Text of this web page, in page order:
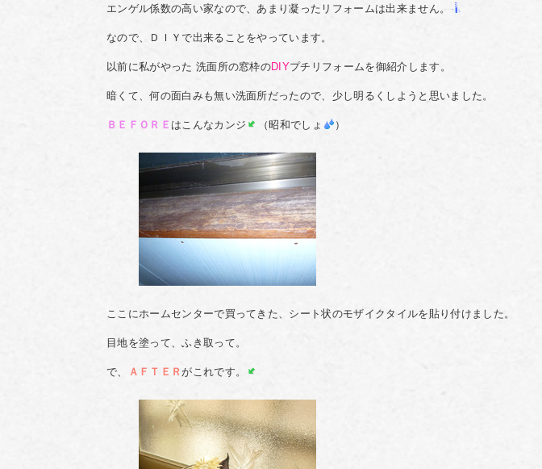
エンゲル係数の高い家なので、あまり凝ったリフォームは出来ません。
なので、ＤＩＹで出来ることをやっています。
以前に私がやった 洗面所の窓枠のDIYプチリフォームを御紹介します。
暗くて、何の面白みも無い洗面所だったので、少し明るくしようと思いました。
ＢＥＦＯＲＥ はこんなカンジ （昭和でしょ ）
ここにホームセンターで買ってきた、シート状のモザイクタイルを貼り付けました。
目地を塗って、ふき取って。
で、 ＡＦＴＥＲがこれです。